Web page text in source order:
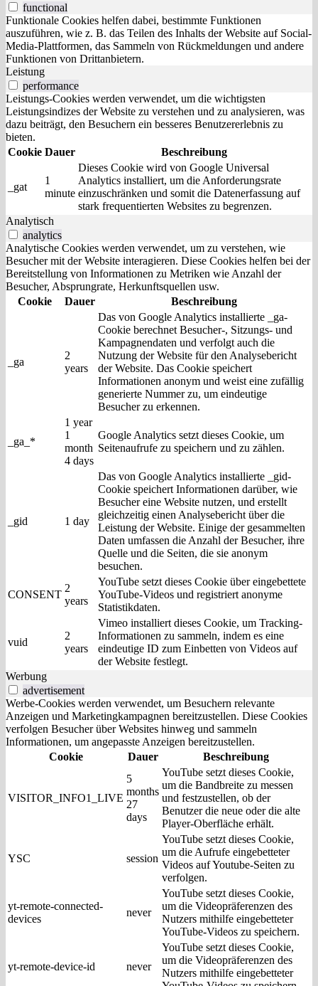
functional
Funktionale Cookies helfen dabei, bestimmte Funktionen
auszuführen, wie z. B. das Teilen des Inhalts der Website auf Social-
Media-Plattformen, das Sammeln von Rückmeldungen und andere
Funktionen von Drittanbietern.
Leistung
performance
Leistungs-Cookies werden verwendet, um die wichtigsten
Leistungsindizes der Website zu verstehen und zu analysieren, was
dazu beiträgt, den Besuchern ein besseres Benutzererlebnis zu
bieten.
Cookie Dauer Beschreibung
_gat
1
minute
Dieses Cookie wird von Google Universal
Analytics installiert, um die Anforderungsrate
einzuschränken und somit die Datenerfassung auf
stark frequentierten Websites zu begrenzen.
Analytisch
analytics
Analytische Cookies werden verwendet, um zu verstehen, wie
Besucher mit der Website interagieren. Diese Cookies helfen bei der
Bereitstellung von Informationen zu Metriken wie Anzahl der
Besucher, Absprungrate, Herkunftsquellen usw.
Cookie
Dauer Beschreibung
_ga
2
years
Das von Google Analytics installierte _ga-
Cookie berechnet Besucher-, Sitzungs- und
Kampagnendaten und verfolgt auch die
Nutzung der Website für den Analysebericht
der Website. Das Cookie speichert
Informationen anonym und weist eine zufällig
generierte Nummer zu, um eindeutige
Besucher zu erkennen.
_ga_*
1 year
1
month
4 days
Google Analytics setzt dieses Cookie, um
Seitenaufrufe zu speichern und zu zählen.
_gid 1 day
Das von Google Analytics installierte _gid-
Cookie speichert Informationen darüber, wie
Besucher eine Website nutzen, und erstellt
gleichzeitig einen Analysebericht über die
Leistung der Website. Einige der gesammelten
Daten umfassen die Anzahl der Besucher, ihre
Quelle und die Seiten, die sie anonym
besuchen.
CONSENT
2
years
YouTube setzt dieses Cookie über eingebettete
YouTube-Videos und registriert anonyme
Statistikdaten.
vuid
2
years
Vimeo installiert dieses Cookie, um Tracking-
Informationen zu sammeln, indem es eine
eindeutige ID zum Einbetten von Videos auf
der Website festlegt.
Werbung
advertisement
Werbe-Cookies werden verwendet, um Besuchern relevante
Anzeigen und Marketingkampagnen bereitzustellen. Diese Cookies
verfolgen Besucher über Websites hinweg und sammeln
Informationen, um angepasste Anzeigen bereitzustellen.
Cookie
Dauer Beschreibung
VISITOR_INFO1_LIVE
5
months
27
days
YouTube setzt dieses Cookie,
um die Bandbreite zu messen
und festzustellen, ob der
Benutzer die neue oder die alte
Player-Oberfläche erhält.
YSC session
YouTube setzt dieses Cookie,
um die Aufrufe eingebetteter
Videos auf Youtube-Seiten zu
verfolgen.
yt-remote-connected-
devices
never
YouTube setzt dieses Cookie,
um die Videopräferenzen des
Nutzers mithilfe eingebetteter
YouTube-Videos zu speichern.
yt-remote-device-id never
YouTube setzt dieses Cookie,
um die Videopräferenzen des
Nutzers mithilfe eingebetteter